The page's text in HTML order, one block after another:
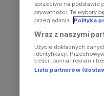
sprzeciwu na podstawie
prywatności. Te wybory
przeglądania. Polityka
Wraz z naszymi
Użycie dokładnych
identyfikacji.
treści, pomiar reklam i
Lista partnerów